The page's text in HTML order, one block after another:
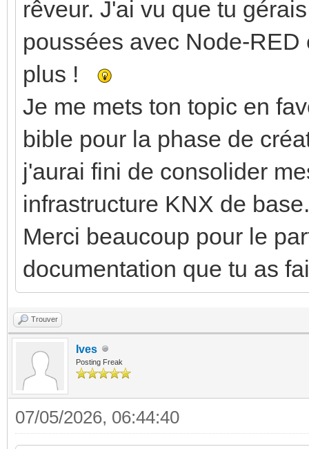
rêveur. J'ai vu que tu
poussées avec Node-
plus !
Je me mets ton topic en
bible pour la phase de
j'aurai fini de consolider
infrastructure KNX de base.
Merci beaucoup pour le
documentation que tu as
Trouver
Ives
Posting Freak
07/05/2026, 06:44:40